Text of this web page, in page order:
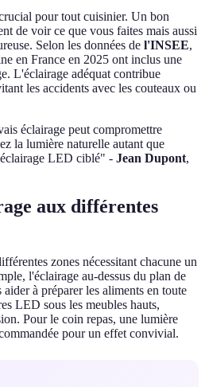
pour tout cuisinier. Un bon
de voir ce que vous faites mais aussi
Selon les données de l'INSEE,
en France en 2025 ont inclus une
L'éclairage adéquat contribue
les accidents avec les couteaux ou
éclairage peut compromettre
la lumière naturelle autant que
LED ciblé" - Jean Dupont,
aux différentes
zones nécessitant chacune un
l'éclairage au-dessus du plan de
à préparer les aliments en toute
LED sous les meubles hauts,
Pour le coin repas, une lumière
pour un effet convivial.